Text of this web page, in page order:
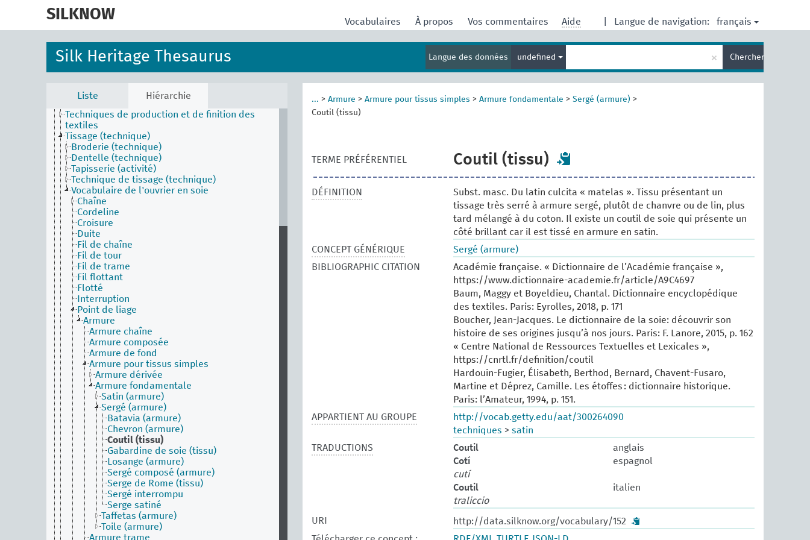
SILKNOW Langue de navigation: français
Vocabulaires À propos Vos commentaires Aide
Silk Heritage Thesaurus Langue des données undefined
terme
de
recherche
× Chercher
Liste Hiérarchie
Fil sauté
Filature (technique)
Moulinage (technique)
Mouliner
Nuancer
Sériciculture
Techniques de production et de finition des
textiles
Tissage (technique)
Broderie (technique)
Dentelle (technique)
Tapisserie (activité)
Technique de tissage (technique)
Vocabulaire de l'ouvrier en soie
Chaîne
Cordeline
Croisure
Duite
Fil de chaîne
Fil de tour
Fil de trame
Fil flottant
Flotté
Interruption
Point de liage
Armure
Armure chaîne
Armure composée
Armure de fond
Armure pour tissus simples
Armure dérivée
Armure fondamentale
Satin (armure)
Sergé (armure)
Batavia (armure)
Chevron (armure)
Coutil (tissu)
Gabardine de soie (tissu)
Losange (armure)
Sergé composé (armure)
Serge de Rome (tissu)
Sergé interrompu
Serge satiné
Taffetas (armure)
Toile (armure)
Armure trame
... > Armure > Armure pour tissus simples > Armure fondamentale > Sergé (armure) >
Coutil (tissu)
TERME PRÉFÉRENTIEL Coutil (tissu)
DÉFINITION
Subst. masc. Du latin culcita « matelas ». Tissu présentant un
tissage très serré à armure sergé, plutôt de chanvre ou de lin, plus
tard mélangé à du coton. Il existe un coutil de soie qui présente un
côté brillant car il est tissé en armure en satin.
CONCEPT GÉNÉRIQUE
Sergé (armure)
BIBLIOGRAPHIC CITATION
Académie française. « Dictionnaire de l’Académie française »,
https://www.dictionnaire-academie.fr/article/A9C4697
Baum, Maggy et Boyeldieu, Chantal. Dictionnaire encyclopédique
des textiles. Paris: Eyrolles, 2018, p. 171
Boucher, Jean-Jacques. Le dictionnaire de la soie: découvrir son
histoire de ses origines jusqu’à nos jours. Paris: F. Lanore, 2015, p. 162
« Centre National de Ressources Textuelles et Lexicales »,
https://cnrtl.fr/definition/coutil
Hardouin-Fugier, Élisabeth, Berthod, Bernard, Chavent-Fusaro,
Martine et Déprez, Camille. Les étoffes : dictionnaire historique.
Paris: l’Amateur, 1994, p. 151.
APPARTIENT AU GROUPE
http://vocab.getty.edu/aat/300264090
techniques > satin
TRADUCTIONS
Coutil
anglais
Cotí
espagnol
cutí
Coutil
italien
traliccio
URI
http://data.silknow.org/vocabulary/152